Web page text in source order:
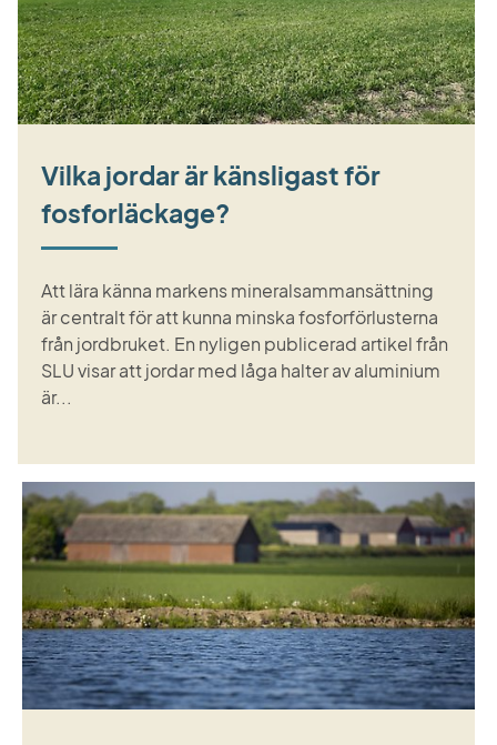
Vilka jordar är känsligast för
fosforläckage?
Att lära känna markens mineralsammansättning
är centralt för att kunna minska fosforförlusterna
från jordbruket. En nyligen publicerad artikel från
SLU visar att jordar med låga halter av aluminium
är...